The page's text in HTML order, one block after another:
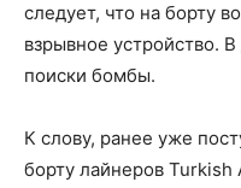
следует, что на борту
взрывное устройство.
поиски бомбы.
К слову, ранее уже
борту лайнеров